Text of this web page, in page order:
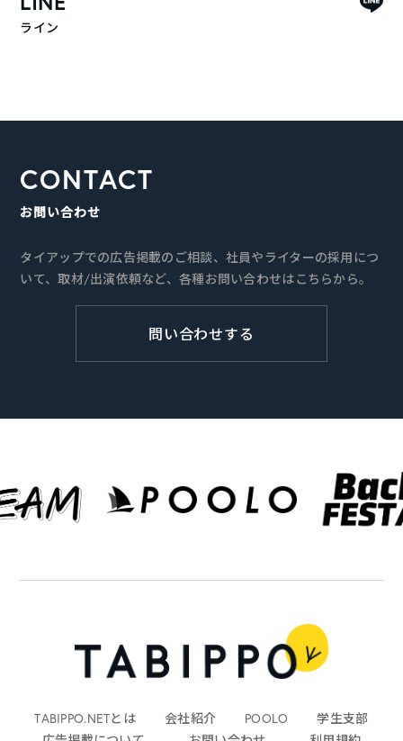
ライン
CONTACT
お問い合わせ
タイアップでの広告掲載のご相談、社員やライターの採用につ
いて、取材/出演依頼など、各種お問い合わせはこちらから。
問い合わせする
TABIPPO.NETとは 会社紹介 POOLO
学生支部